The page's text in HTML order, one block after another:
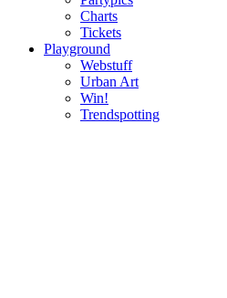
Charts
Tickets
Playground
Webstuff
Urban Art
Win!
Trendspotting